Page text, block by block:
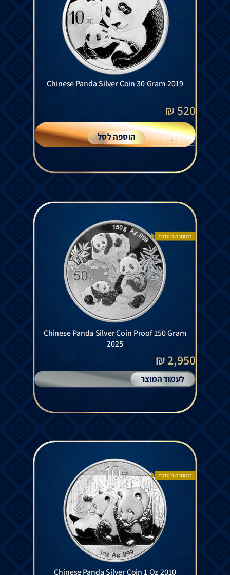
Chinese Panda Silver Coin 30 Gram 2019
520
₪
-
+ הוספה לסל
בהזמנה מיוחדת
Chinese Panda Silver Coin Proof 150 Gram
2025
2,950 ₪
לעמוד המוצר
בהזמנה מיוחדת
Chinese Panda Silver Coin 1 Oz 2010